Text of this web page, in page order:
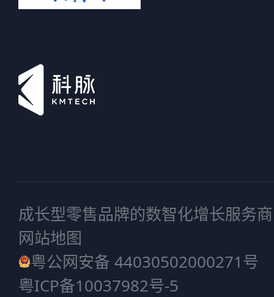
成长型零售品牌的数智化增长服务商
网站地图
粤公网安备 44030502000271号
粤ICP备10037982号-5